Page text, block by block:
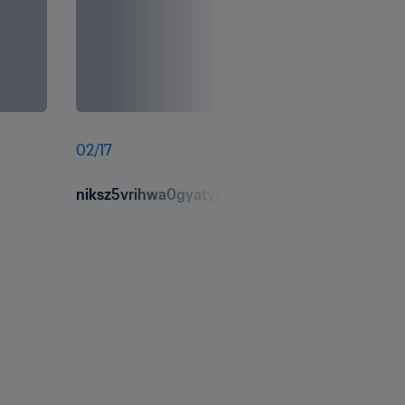
02/17
niksz5vrihwa0gyatyaz.jpg